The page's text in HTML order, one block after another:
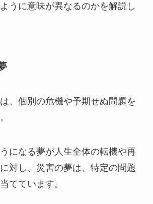
うに意味が異なるのかを解説し
、個別の危機や予期せぬ問題を
になる夢が人生全体の転機や再
対し、災害の夢は、特定の問題
てています。